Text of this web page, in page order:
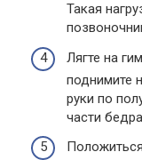
Такая
Лягте на
поднимите
руки по
части